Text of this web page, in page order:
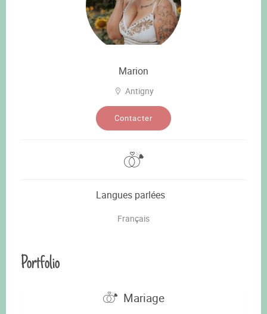
Marion
Antigny
Contacter
Langues parlées
Français
Portfolio
Mariage